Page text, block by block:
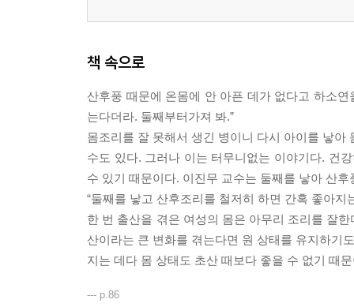
Chapter 1. 출산 후 엄마의 몸이 심상치 않다
산모들을 괴롭히는 증상들
Chapter 2. 산후 몸 관리 원칙 1. 2. 3
첫째, 가벼운 운동으로 활력을 가져라 / [best 산
산후조리] 계절별 산후조리법 / 셋째, 무리하지 않
Chapter 3. 마음의 통증, 산후우울증 문제
스트레스는 산모의 마음을 병들게 한다 / 산모
산후우울증이 온다
Chapter 4. 비만을 예방하는 산후 밥상
산후 밥상 원칙 / 산후 영양은 골고루 그러나 과
다이어트는 위험하다 / 산후 건강을 위한 기본 운
Part 5 엄마가 행복해야 아기도 건강하게 자란다
책 속으로
산후풍 때문에 온몸에 안 아픈 데가 없다고 하소
는다더라. 둘째부터가져 봐.”
몸조리를 잘 못해서 생긴 병이니 다시 아이를 낳
수도 있다. 그러나 이는 터무니없는 이야기다. 건
수 있기 때문이다. 이진무 교수는 둘째를 낳아 산
“둘째를 낳고 산후조리를 철저히 하면 간혹 좋아
한 번 출산을 겪은 여성의 몸은 아무리 조리를 잘
산이라는 큰 변화를 겪는다면 원 상태를 유지하기
지는 데다 몸 상태도 초산 때보다 좋을 수 없기 때
--- p.86